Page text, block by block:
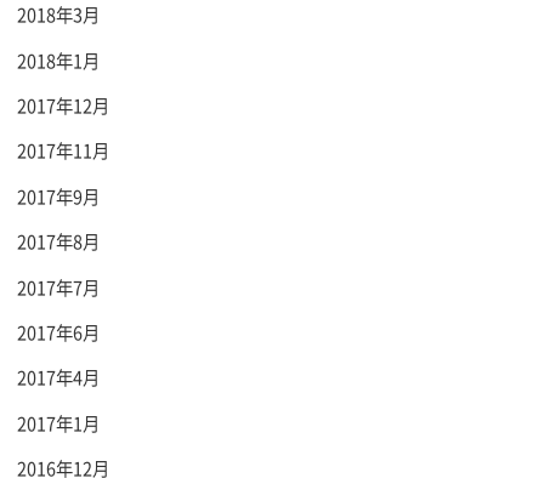
2018年3月
2018年1月
2017年12月
2017年11月
2017年9月
2017年8月
2017年7月
2017年6月
2017年4月
2017年1月
2016年12月